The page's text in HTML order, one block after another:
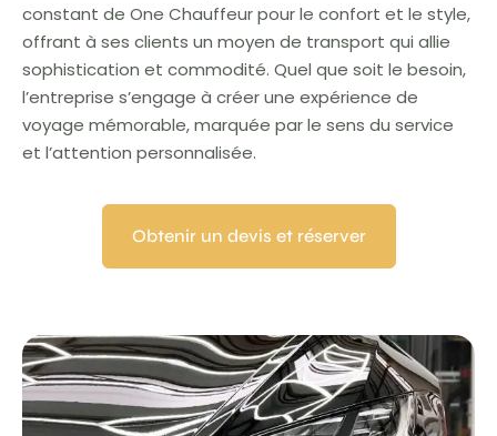
constant de One Chauffeur pour le confort et le style,
offrant à ses clients un moyen de transport qui allie
sophistication et commodité. Quel que soit le besoin,
l’entreprise s’engage à créer une expérience de
voyage mémorable, marquée par le sens du service
et l’attention personnalisée.
Obtenir un devis et réserver